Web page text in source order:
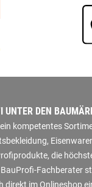
UNTER DEN
kompetentes
die
Fachberater
direkt im Onlineshop